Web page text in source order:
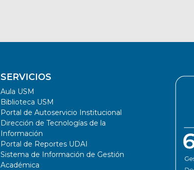
SERVICIOS
Aula USM
Biblioteca USM
Portal de Autoservicio Institucional
Dirección de Tecnologías de la
Información
Portal de Reportes UDAI
Sistema de Información de Gestión
Académica